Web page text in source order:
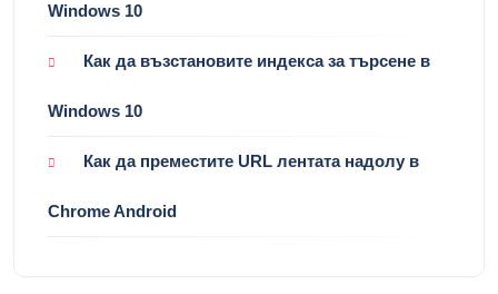
Windows 10
Как да възстановите индекса за търсене в
Windows 10
Как да преместите URL лентата надолу в
Chrome Android